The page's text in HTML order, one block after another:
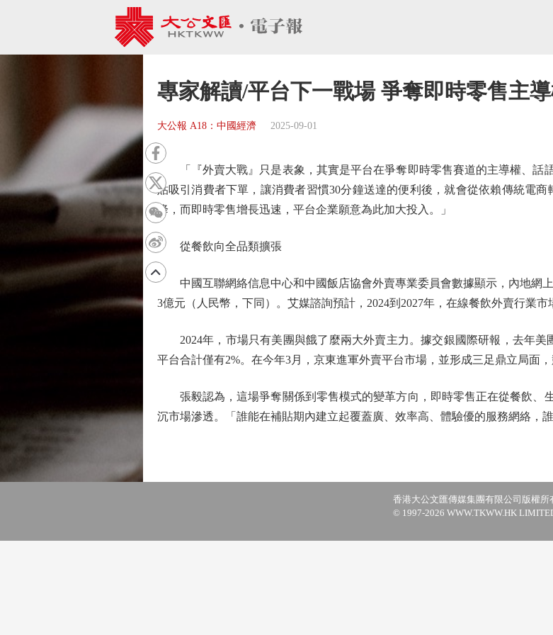
專家解讀/平台下一戰場 爭奪即時零售主
大公報 A18：中國經濟 2025-09-01
「『外賣大戰』只是表象，其實是平台在爭奪即時零售賽道的主導權、話
貼吸引消費者下單，讓消費者習慣30分鐘送達的便利後，就會從依賴傳統電
降，而即時零售增長迅速，平台企業願意為此加大投入。」
從餐飲向全品類擴張
中國互聯網絡信息中心和中國飯店協會外賣專業委員會數據顯示，內地網上
3億元（人民幣，下同）。艾媒諮詢預計，2024到2027年，在線餐飲外賣行業市
2024年，市場只有美團與餓了麼兩大外賣主力。據交銀國際研報，去年美
平台合計僅有2%。在今年3月，京東進軍外賣平台市場，並形成三足鼎立局面，
張毅認為，這場爭奪關係到零售模式的變革方向，即時零售正在從餐飲、
沉市場滲透。「誰能在補貼期內建立起覆蓋廣、效率高、體驗優的服務網絡，
香港大公文匯傳媒集團有限公司版權所
© 1997-2026 WWW.TKWW.HK